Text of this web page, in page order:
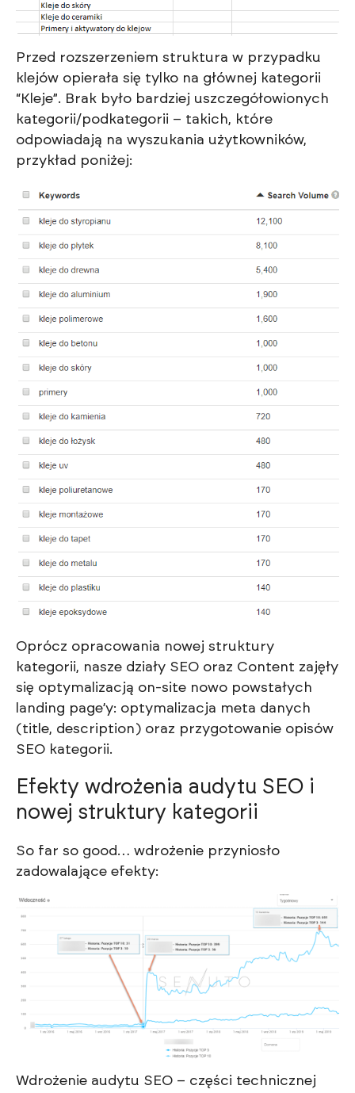
Przed rozszerzeniem struktura w przypadku
klejów opierała się tylko na głównej kategorii
“Kleje”. Brak było bardziej uszczegółowionych
kategorii/podkategorii – takich, które
odpowiadają na wyszukania użytkowników,
przykład poniżej:
Oprócz opracowania nowej struktury
kategorii, nasze działy SEO oraz Content zajęły
się optymalizacją on-site nowo powstałych
landing page’y: optymalizacja meta danych
(title, description) oraz przygotowanie opisów
SEO kategorii.
Efekty wdrożenia audytu SEO i
nowej struktury kategorii
So far so good… wdrożenie przyniosło
zadowalające efekty:
Wdrożenie audytu SEO – części technicznej